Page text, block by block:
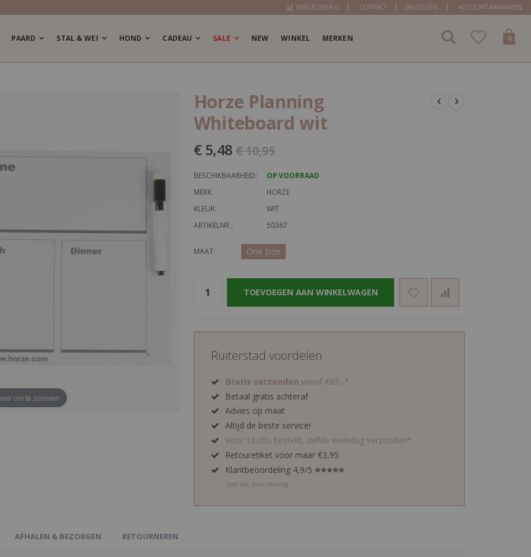
VERGELIJKEN () CONTACT INLOGGEN ACCOUNT AANMAKEN
PAARD STAL & WEI HOND CADEAU SALE NEW WINKEL MERKEN
Cart
0items
om te zoomen
Horze Planning
Whiteboard wit
€ 5,48 € 10,95
BESCHIKBAARHEID:
OP VOORRAAD
MERK:
HORZE
KLEUR:
WIT
ARTIKELNR.:
50367
MAAT One Size
TOEVOEGEN AAN WINKELWAGEN
Ruiterstad voordelen
Gratis verzenden vanaf €69,-*
Betaal gratis achteraf
Advies op maat
Altijd de beste service!
Voor 12.00u besteld, zelfde werkdag verzonden*
Retouretiket voor maar €3,95
Klantbeoordeling 4,9/5 ⭐⭐⭐⭐⭐
Geef ook jouw mening
AFHALEN & BEZORGEN RETOURNEREN